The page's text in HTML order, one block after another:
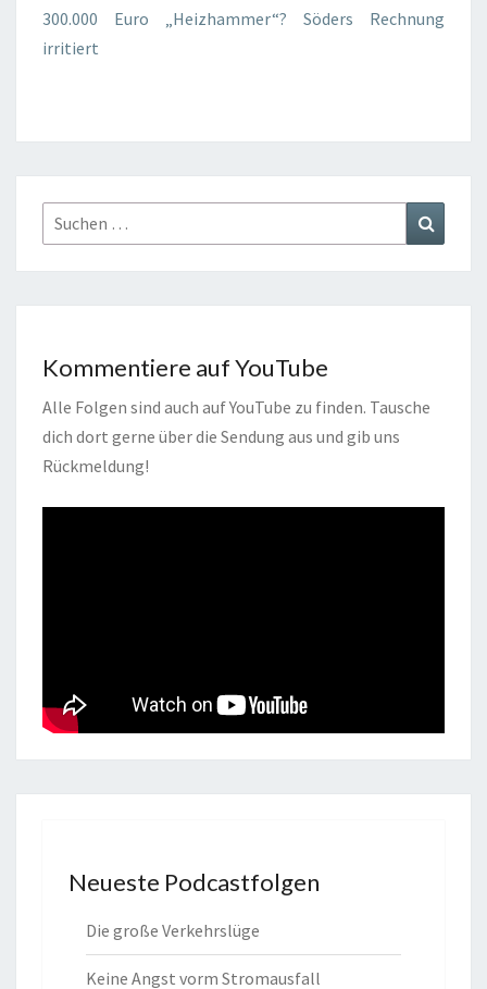
300.000 Euro „Heizhammer“? Söders Rechnung
irritiert
Suchen
nach:
Kommentiere auf YouTube
Alle Folgen sind auch auf YouTube zu finden. Tausche
dich dort gerne über die Sendung aus und gib uns
Rückmeldung!
Neueste Podcastfolgen
Die große Verkehrslüge
Keine Angst vorm Stromausfall